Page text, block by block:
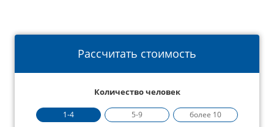
Рассчитать стоимость
Количество человек
1-4 5-9 более 10